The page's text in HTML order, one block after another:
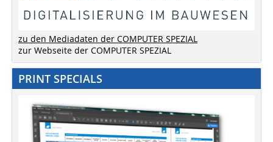
zu den Mediadaten der COMPUTER SPEZIAL
zur Webseite der COMPUTER SPEZIAL
PRINT SPECIALS